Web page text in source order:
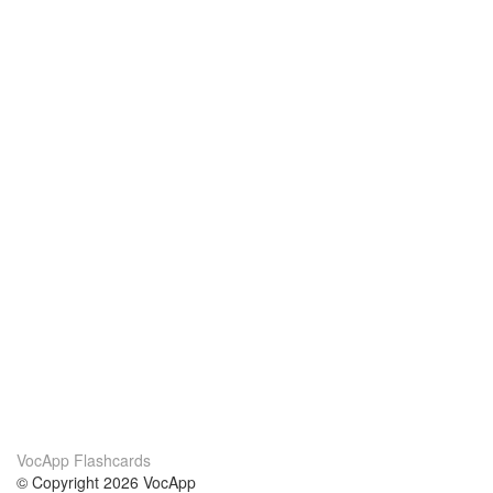
VocApp Flashcards
© Copyright 2026 VocApp